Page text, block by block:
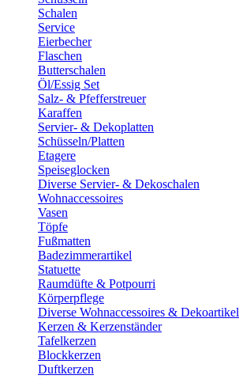
Schalen
Service
Eierbecher
Flaschen
Butterschalen
Öl/Essig Set
Salz- & Pfefferstreuer
Karaffen
Servier- & Dekoplatten
Schüsseln/Platten
Etagere
Speiseglocken
Diverse Servier- & Dekoschalen
Wohnaccessoires
Vasen
Töpfe
Fußmatten
Badezimmerartikel
Statuette
Raumdüfte & Potpourri
Körperpflege
Diverse Wohnaccessoires & Dekoartikel
Kerzen & Kerzenständer
Tafelkerzen
Blockkerzen
Duftkerzen